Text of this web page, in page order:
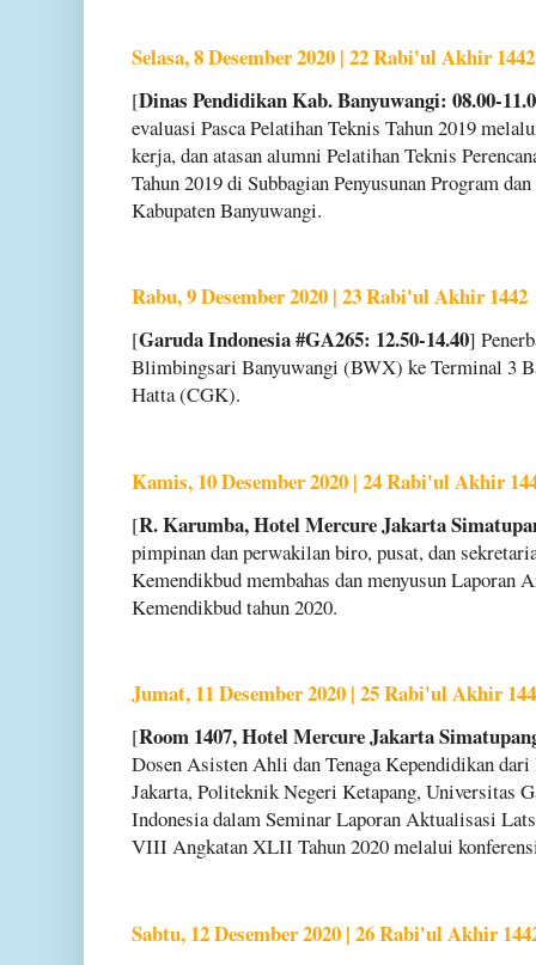
Selasa, 8 Desember 2020 | 22 Rabi'ul Akhir 1442
[Dinas Pendidikan Kab. Banyuwangi: 08.00-
evaluasi Pasca Pelatihan Teknis Tahun 2019
kerja, dan atasan alumni Pelatihan Teknis
Tahun 2019 di Subbagian Penyusunan Program
Kabupaten Banyuwangi.
Rabu, 9 Desember 2020 | 23 Rabi'ul Akhir 1442
[Garuda Indonesia #GA265: 12.50-14.40]
Blimbingsari Banyuwangi (BWX) ke Terminal 3
Hatta (CGK).
Kamis, 10 Desember 2020 | 24 Rabi'ul Akhir
[R. Karumba, Hotel Mercure Jakarta
pimpinan dan perwakilan biro, pusat, dan
Kemendikbud membahas dan menyusun Laporan
Kemendikbud tahun 2020.
Jumat, 11 Desember 2020 | 25 Rabi'ul Akhir
[Room 1407, Hotel Mercure Jakarta
Dosen Asisten Ahli dan Tenaga Kependidikan
Jakarta, Politeknik Negeri Ketapang, Universitas
Indonesia dalam Seminar Laporan Aktualisasi
VIII Angkatan XLII Tahun 2020 melalui
Sabtu, 12 Desember 2020 | 26 Rabi'ul Akhir